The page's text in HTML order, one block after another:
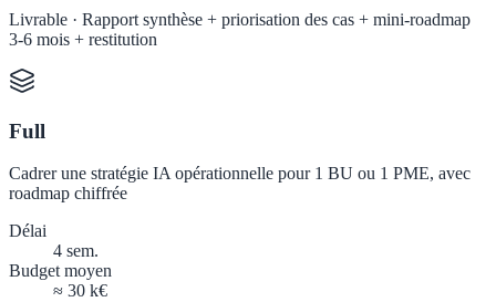
Livrable · Rapport synthèse + priorisation des cas + mini-roadmap
3-6 mois + restitution
Full
Cadrer une stratégie IA opérationnelle pour 1 BU ou 1 PME, avec
roadmap chiffrée
Délai
4 sem.
Budget moyen
≈ 30 k€